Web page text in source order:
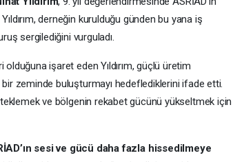
derneğin kurulduğu günden bu yana iş
sergilediğini vurguladı.
işaret eden Yıldırım, güçlü üretim
zeminde buluşturmayı hedeflediklerini ifade etti.
ve bölgenin rekabet gücünü yükseltmek için
sesi ve gücü daha fazla hissedilmeye